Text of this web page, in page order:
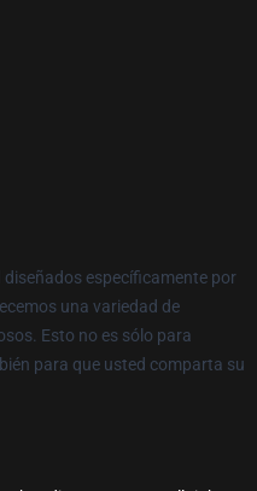
específicamente por
una variedad de
Esto no es sólo para
para que usted comparta su